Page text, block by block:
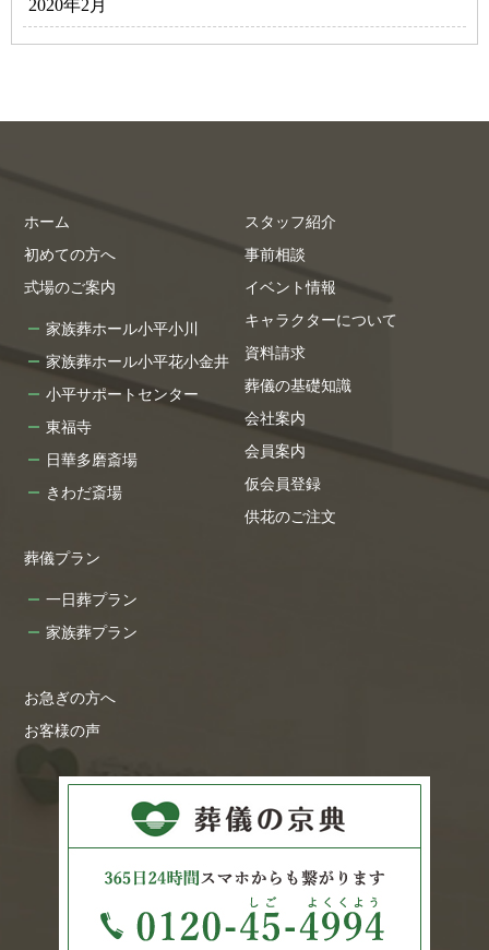
2020年2月
ホーム
初めての方へ
式場のご案内
家族葬ホール小平小川
家族葬ホール小平花小金井
小平サポートセンター
東福寺
日華多磨斎場
きわだ斎場
葬儀プラン
一日葬プラン
家族葬プラン
お急ぎの方へ
お客様の声
スタッフ紹介
事前相談
イベント情報
キャラクターについて
資料請求
葬儀の基礎知識
会社案内
会員案内
仮会員登録
供花のご注文